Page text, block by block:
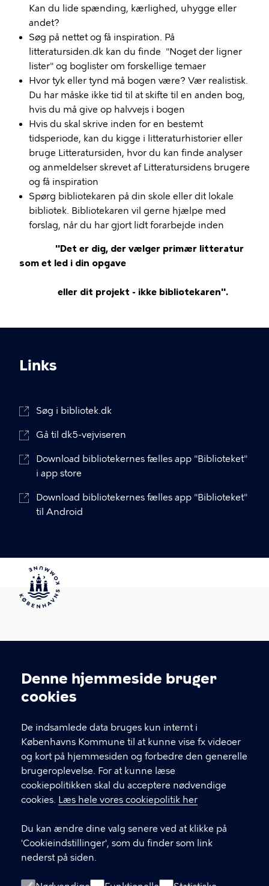
Cookieindstillinger
Denne hjemmeside bruger
cookies
De indsamlede data bruges kun internt i
Københavns Kommune til at kunne vise fx videoer
og kort på hjemmesiden og forbedre den generelle
brugeroplevelse. For at kunne læse
cookiepolitikken skal du acceptere nødvendige
cookies. Læs hele vores cookiepolitik her
Du kan ændre dine valg senere ved at klikke på
'Cookieindstillinger', som du finder som link
nederst på siden.
Kan du lide spænding, kærlighed, uhygge eller
andet?
Søg på nettet og få inspiration. På
litteratursiden.dk kan du finde "Noget der ligner
lister" og boglister om forskellige temaer
Hvor tyk eller tynd må bogen være? Vær realistisk.
Du har måske ikke tid til at skifte til en anden bog,
hvis du må give op halvvejs i bogen
Hvis du skal skrive inden for en bestemt
tidsperiode, kan du kigge i litteraturhistorier eller
bruge Litteratursiden, hvor du kan finde analyser
og anmeldelser skrevet af Litteratursidens brugere
og få inspiration
Spørg bibliotekaren på din skole eller dit lokale
bibliotek. Bibliotekaren vil gerne hjælpe med
forslag, når du har gjort lidt forarbejde inden
​"Det er dig, der vælger primær litteratur
som et led i din opgave
eller dit projekt - ikke bibliotekaren".​
Links
Søg i bibliotek.dk
Gå til dk5-vejviseren
Download bibliotekernes fælles app "Biblioteket"
i app store
Download bibliotekernes fælles app "Biblioteket"
til Android
Københavns Biblioteker
Krystalgade 15
Skrivopgave.dk er udgivet under Creative Commons
Navngivelse-Ikke-kommerciel-Del på samme vilkår
2.5 Danmark License.
KONTAKT
Kontakt redaktionen bag skrivopgave.dk og
litteraturlisteautomaten.dk
LINKS